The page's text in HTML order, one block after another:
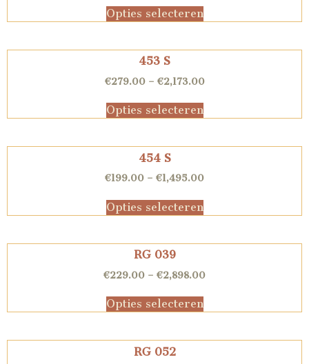
Opties selecteren
453 S
€279.00– €2,173.00
Opties selecteren
454 S
€199.00 – €1,495.00
Opties selecteren
RG 039
€229.00 – €2,898.00
Opties selecteren
RG 052